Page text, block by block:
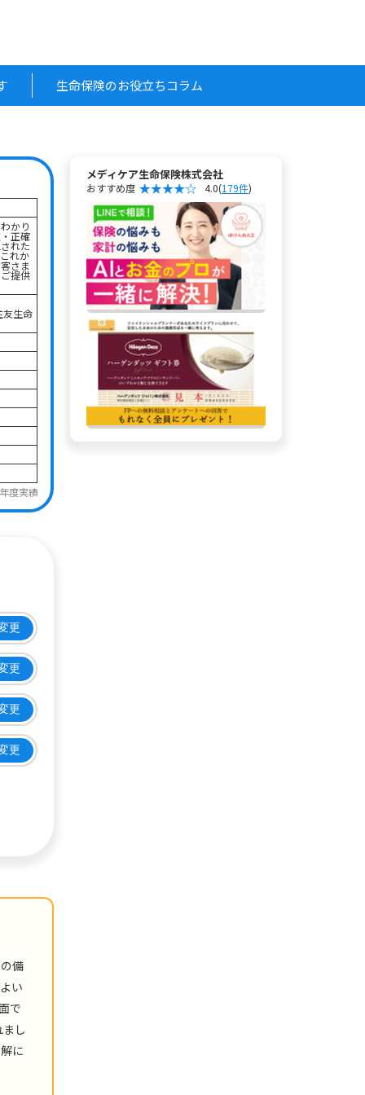
生命保険のお役立ちコラム
かり
正確
れた
れか
さま
提供
友生命
度実績
更
更
更
更
備
い
で
し
に
メディケア生命保険株式会社
おすすめ度 4.0(179件)